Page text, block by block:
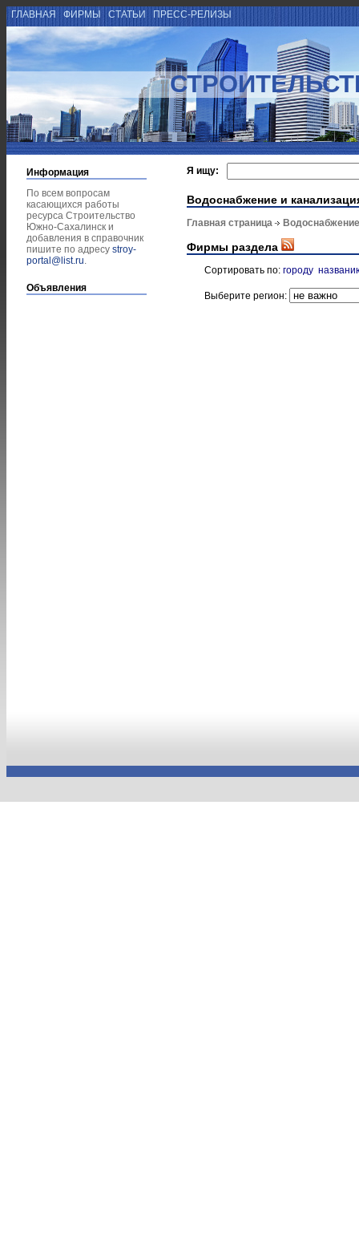
ГЛАВНАЯ ФИРМЫ СТАТЬИ ПРЕСС-РЕЛИЗЫ
Информация
По всем вопросам
касающихся работы
ресурса Строительство
Южно-Сахалинск и
добавления в справочник
пишите по адресу stroy-
portal@list.ru.
Объявления
Я ищу:
Водоснабжение и
Главная страница
Фирмы раздела
Сортировать по: городу
Выберите регион: